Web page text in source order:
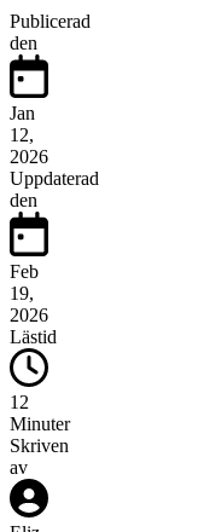
Publicerad
den
Jan
12,
2026
Uppdaterad
den
Feb
19,
2026
Lästid
12
Minuter
Skriven
av